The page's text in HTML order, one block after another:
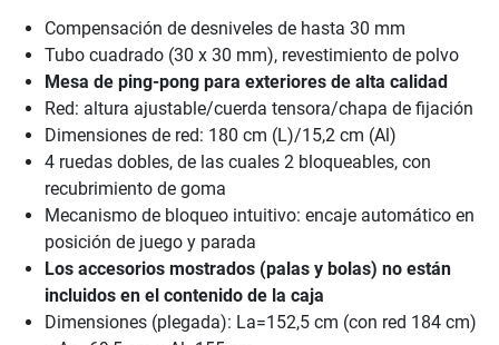
Compensación de desniveles de hasta 30 mm
Tubo cuadrado (30 x 30 mm), revestimiento de polvo
Mesa de ping-pong para exteriores de alta calidad
Red: altura ajustable/cuerda tensora/chapa de fijación
Dimensiones de red: 180 cm (L)/15,2 cm (Al)
4 ruedas dobles, de las cuales 2 bloqueables, con
recubrimiento de goma
Mecanismo de bloqueo intuitivo: encaje automático en
posición de juego y parada
Los accesorios mostrados (palas y bolas) no están
incluidos en el contenido de la caja
Dimensiones (plegada): La=152,5 cm (con red 184 cm)